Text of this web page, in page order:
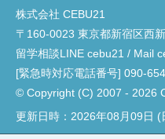
株式会社 CEBU21
〒160-0023 東京都新宿区西
留学相談LINE cebu21 / Mail
[緊急時対応電話番号] 090-
© Copyright (C) 2007 - 2026
更新日時：2026年08月09日 (